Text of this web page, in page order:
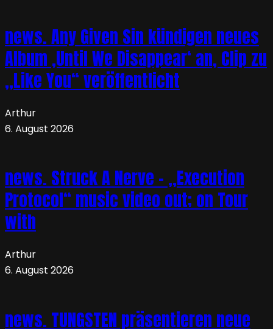
news. Any Given Sin kündigen neues
Album ‚Until We Disappear‘ an, Clip zu
„Like You“ veröffentlicht
Arthur
6. August 2026
news. Struck A Nerve – „Execution
Protocol“ music video out; on Tour
with
Arthur
6. August 2026
news. TUNGSTEN präsentieren neue